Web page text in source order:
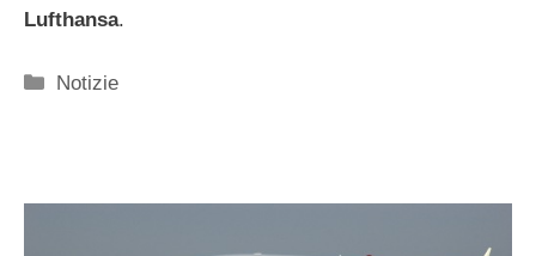
Lufthansa.
Categorie
Notizie